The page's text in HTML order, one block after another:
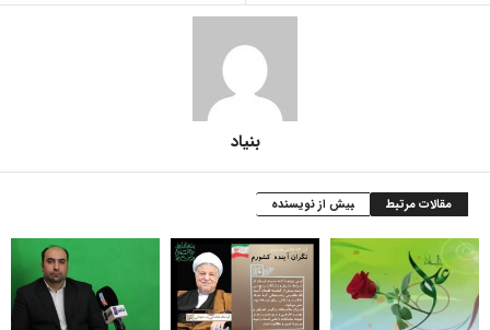
بنیاد
مقالات مرتبط بیش از نویسنده